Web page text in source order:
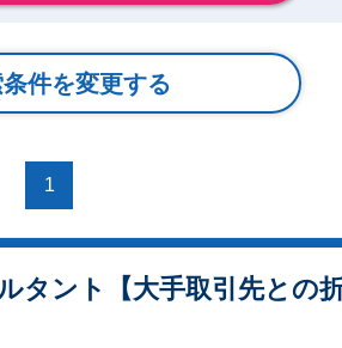
件を変更する
1
タント【大手取引先との